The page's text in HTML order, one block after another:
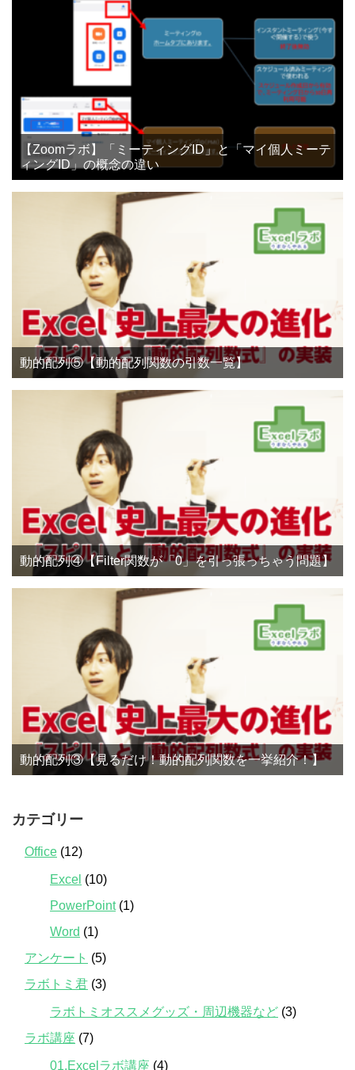
【Zoomラボ】「ミーティングID」と「マイ個人ミーテ
ィングID」の概念の違い
動的配列⑤【動的配列関数の引数一覧】
動的配列④【Filter関数が「0」を引っ張っちゃう問題】
動的配列③【見るだけ！動的配列関数を一挙紹介！】
カテゴリー
Office (12)
Excel (10)
PowerPoint(1)
Word (1)
アンケート (5)
ラボトミ君 (3)
ラボトミオススメグッズ・周辺機器など (3)
ラボ講座 (7)
01.Excelラボ講座 (4)